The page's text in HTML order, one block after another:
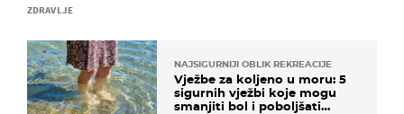
ZDRAVLJE
NAJSIGURNIJI OBLIK REKREACIJE
Vježbe za koljeno u moru: 5
sigurnih vježbi koje mogu
smanjiti bol i poboljšati